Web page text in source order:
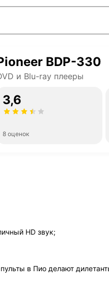
BDP-330
и Blu-ray плееры
3,6
8 оценок
HD звук;
в Пио делают